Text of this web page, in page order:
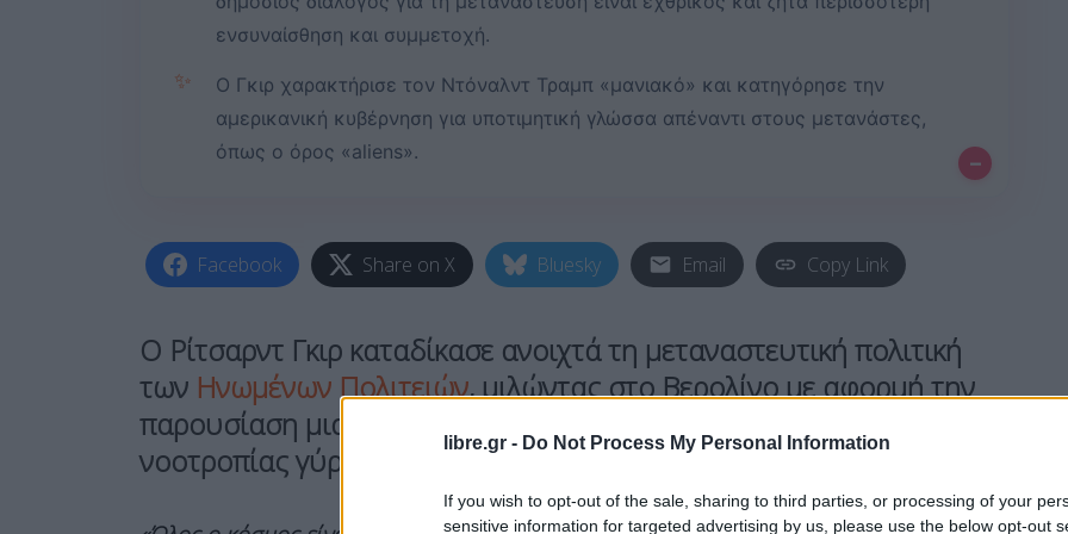
libre.gr - Do Not Process My Personal Information
If you wish to opt-out of the sale, sharing to third parties, or processing of your
sensitive information for targeted advertising by us, please use the below opt-out
ενσυναίσθηση και συμμετοχή.
✨
Ο Γκιρ χαρακτήρισε τον Ντόναλντ Τραμπ «μανιακό» και κατηγόρησε την
αμερικανική κυβέρνηση για υποτιμητική γλώσσα απέναντι στους μετανάστες,
όπως ο όρος «aliens».
–
Facebook Share on X Bluesky Email Copy Link
Ο Ρίτσαρντ Γκιρ καταδίκασε ανοιχτά τη μεταναστευτική πολιτική
των Ηνωμένων Πολιτειών, μιλώντας στο Βερολίνο με αφορμή την
παρουσίαση μιας νέας πρωτοβουλίας που στοχεύει στην αλλαγή
νοοτροπίας γύρω από το ζήτημα της μετανάστευσης.